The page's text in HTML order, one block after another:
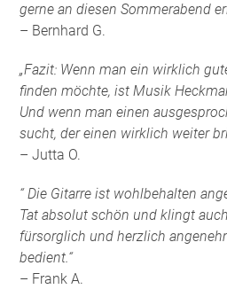
gerne an diesen Sommerabend
– Bernhard G.
„Fazit: Wenn man ein wirklich
finden möchte, ist Musik
Und wenn man einen
sucht, der einen wirklich weiter
– Jutta O.
“ Die Gitarre ist wohlbehalten
Tat absolut schön und klingt
fürsorglich und herzlich
bedient.“
– Frank A.